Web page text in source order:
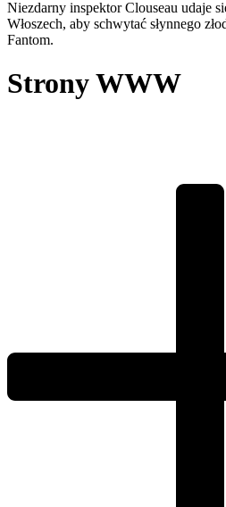
Niezdarny inspektor Clouseau udaje
Włoszech, aby schwytać słynnego
Fantom.
Strony WWW